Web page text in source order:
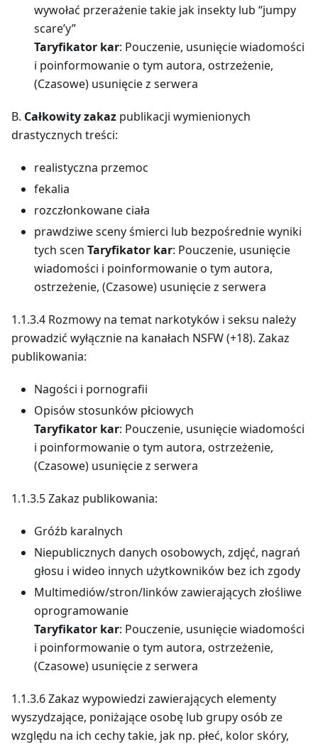
wywołać przerażenie takie jak insekty lub “jumpy
scare’y”
Taryfikator kar: Pouczenie, usunięcie wiadomości
i poinformowanie o tym autora, ostrzeżenie,
(Czasowe) usunięcie z serwera
B. Całkowity zakaz publikacji wymienionych
drastycznych treści:
realistyczna przemoc
fekalia
rozczłonkowane ciała
prawdziwe sceny śmierci lub bezpośrednie wyniki
tych scen Taryfikator kar: Pouczenie, usunięcie
wiadomości i poinformowanie o tym autora,
ostrzeżenie, (Czasowe) usunięcie z serwera
1.1.3.4 Rozmowy na temat narkotyków i seksu należy
prowadzić wyłącznie na kanałach NSFW (+18). Zakaz
publikowania:
Nagości i pornografii
Opisów stosunków płciowych
Taryfikator kar: Pouczenie, usunięcie wiadomości
i poinformowanie o tym autora, ostrzeżenie,
(Czasowe) usunięcie z serwera
1.1.3.5 Zakaz publikowania:
Gróźb karalnych
Niepublicznych danych osobowych, zdjęć, nagrań
głosu i wideo innych użytkowników bez ich zgody
Multimediów/stron/linków zawierających złośliwe
oprogramowanie
Taryfikator kar: Pouczenie, usunięcie wiadomości
i poinformowanie o tym autora, ostrzeżenie,
(Czasowe) usunięcie z serwera
1.1.3.6 Zakaz wypowiedzi zawierających elementy
wyszydzające, poniżające osobę lub grupy osób ze
względu na ich cechy takie, jak np. płeć, kolor skóry,